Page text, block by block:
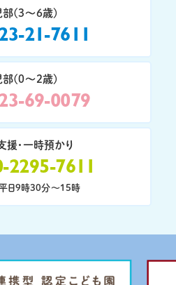
部(3〜6歳)
21-7611
部(0〜2歳)
69-0079
援・一時預かり
2295-7611
日9時30分〜15時